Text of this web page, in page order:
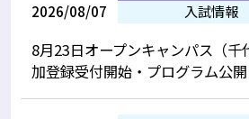
2026/08/07 入試情報
8月23日オープンキャンパス（
加登録受付開始・プログラム公開